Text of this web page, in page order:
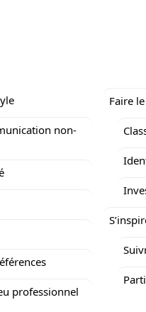
non-
professionnel
Faire